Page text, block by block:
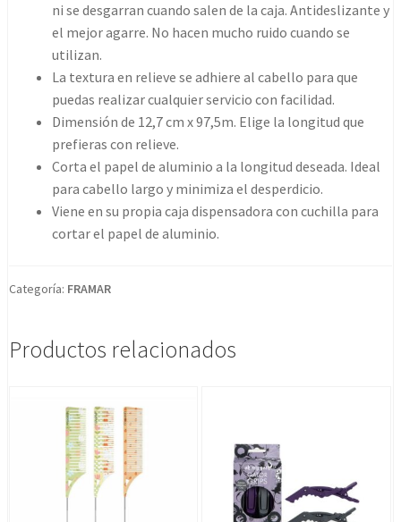
ni se desgarran cuando salen de la caja. Antideslizante y
el mejor agarre. No hacen mucho ruido cuando se
utilizan.
La textura en relieve se adhiere al cabello para que
puedas realizar cualquier servicio con facilidad.
Dimensión de 12,7 cm x 97,5m. Elige la longitud que
prefieras con relieve.
Corta el papel de aluminio a la longitud deseada. Ideal
para cabello largo y minimiza el desperdicio.
Viene en su propia caja dispensadora con cuchilla para
cortar el papel de aluminio.
Categoría: FRAMAR
Productos relacionados